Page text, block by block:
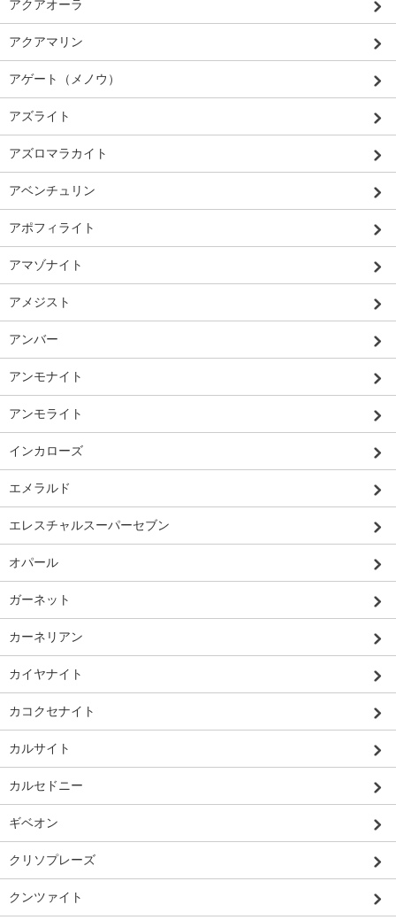
アクアオーラ
アクアマリン
アゲート（メノウ）
アズライト
アズロマラカイト
アベンチュリン
アポフィライト
アマゾナイト
アメジスト
アンバー
アンモナイト
アンモライト
インカローズ
エメラルド
エレスチャルスーパーセブン
オパール
ガーネット
カーネリアン
カイヤナイト
カコクセナイト
カルサイト
カルセドニー
ギベオン
クリソプレーズ
クンツァイト